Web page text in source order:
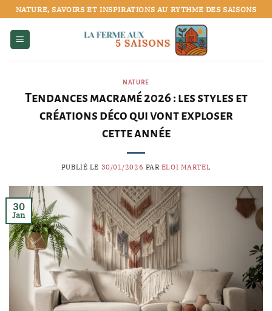
Passer
au
contenu
NATURE, SAVOIRS ET INSPIRATIONS AU RYTHME DES SAISONS
NATURE
Tendances macramé 2026 : les styles et
créations déco qui vont exploser
cette année
PUBLIÉ LE 30/01/2026 PAR ELOI MARTEL
30
Jan